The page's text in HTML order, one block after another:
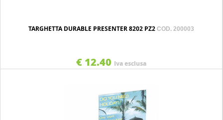
TARGHETTA DURABLE PRESENTER 8202 PZ2 COD. 200003
€ 12.40 Iva esclusa